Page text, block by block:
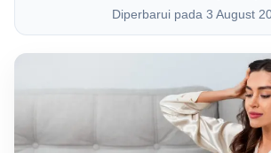
Diperbarui pada 3 August